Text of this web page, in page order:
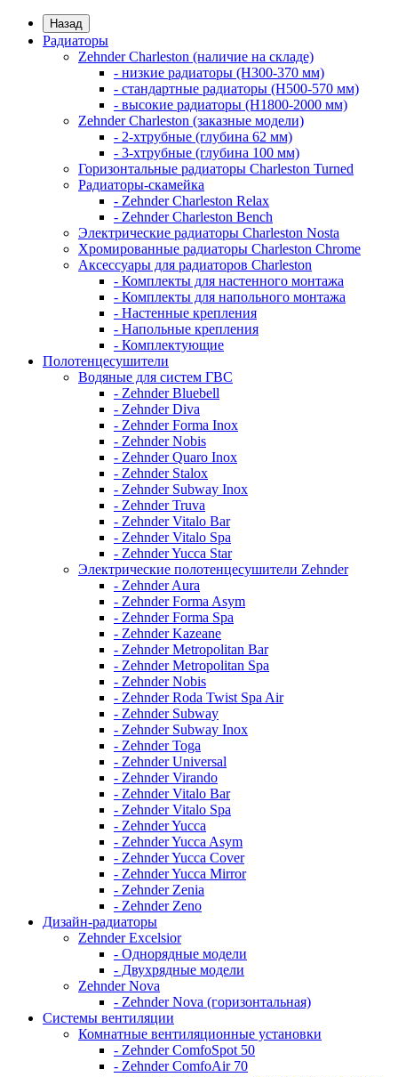
Назад
Радиаторы
Zehnder Charleston (наличие на складе)
- низкие радиаторы (H300-370 мм)
- стандартные радиаторы (H500-570 мм)
- высокие радиаторы (H1800-2000 мм)
Zehnder Charleston (заказные модели)
- 2-хтрубные (глубина 62 мм)
- 3-хтрубные (глубина 100 мм)
Горизонтальные радиаторы Charleston Turned
Радиаторы-скамейка
- Zehnder Charleston Relax
- Zehnder Charleston Bench
Электрические радиаторы Charleston Nosta
Хромированные радиаторы Charleston Chrome
Аксессуары для радиаторов Charleston
- Комплекты для настенного монтажа
- Комплекты для напольного монтажа
- Настенные крепления
- Напольные крепления
- Комплектующие
Полотенцесушители
Водяные для систем ГВС
- Zehnder Bluebell
- Zehnder Diva
- Zehnder Forma Inox
- Zehnder Nobis
- Zehnder Quaro Inox
- Zehnder Stalox
- Zehnder Subway Inox
- Zehnder Truva
- Zehnder Vitalo Bar
- Zehnder Vitalo Spa
- Zehnder Yucca Star
Электрические полотенцесушители Zehnder
- Zehnder Aura
- Zehnder Forma Asym
- Zehnder Forma Spa
- Zehnder Kazeane
- Zehnder Metropolitan Bar
- Zehnder Metropolitan Spa
- Zehnder Nobis
- Zehnder Roda Twist Spa Air
- Zehnder Subway
- Zehnder Subway Inox
- Zehnder Toga
- Zehnder Universal
- Zehnder Virando
- Zehnder Vitalo Bar
- Zehnder Vitalo Spa
- Zehnder Yucca
- Zehnder Yucca Asym
- Zehnder Yucca Cover
- Zehnder Yucca Mirror
- Zehnder Zenia
- Zehnder Zeno
Дизайн-радиаторы
Zehnder Excelsior
- Однорядные модели
- Двухрядные модели
Zehnder Nova
- Zehnder Nova (горизонтальная)
Системы вентиляции
Комнатные вентиляционные установки
- Zehnder ComfoSpot 50
- Zehnder ComfoAir 70